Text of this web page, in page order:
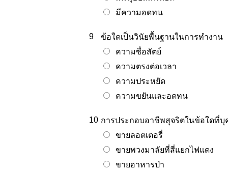
มีความอดทน
9
ข้อใดเป็นวินัยพื้นฐานในการทำงาน
ความซื่อสัตย์
ความตรงต่อเวลา
ความประหยัด
ความขยันและอดทน
10 การประกอบอาชีพสุจริตในข้อใดที่
ขายลอตเตอรี่
ขายพวงมาลัยที่สี่แยกไฟแดง
ขายอาหารป่า